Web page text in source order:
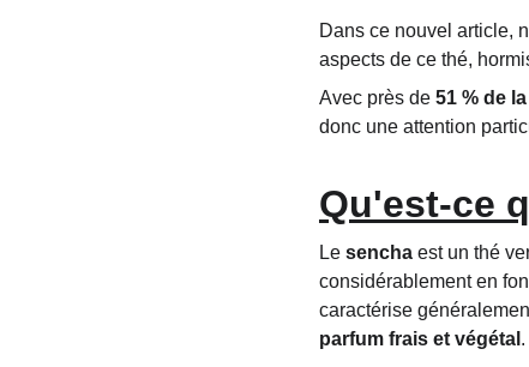
Dans ce nouvel article,
aspects de ce thé,
Avec près de 51 % de
donc une attention
Qu'est-ce
Le sencha est un thé
considérablement en
caractérise
parfum frais et végétal .